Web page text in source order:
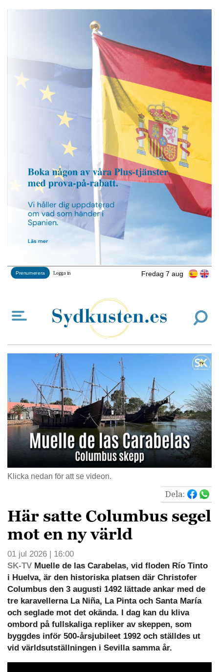
Fredag 7 aug
Prenumerera Logga in
Klicka nedan för att se videon.
Dela:
Här satte Columbus segel
mot en ny värld
01 jul 2026 | 16:00
SK-TV Muelle de las Carabelas, vid floden Río Tinto
i Huelva, är den historiska platsen där Christofer
Columbus den 3 augusti 1492 lättade ankar med de
tre karavellerna La Niña, La Pinta och Santa María
och seglade mot det okända. I dag kan du kliva
ombord på fullskaliga repliker av skeppen, som
byggdes inför 500-årsjubileet 1992 och ställdes ut
vid världsutställningen i Sevilla samma år.